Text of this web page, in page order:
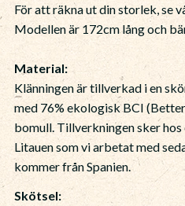
För att räkna ut din storlek, se
Modellen är 172cm lång och
Material:
Klänningen är tillverkad i en
med 76% ekologisk BCI
bomull. Tillverkningen sker
Litauen som vi arbetat med
kommer från Spanien.
Skötsel: